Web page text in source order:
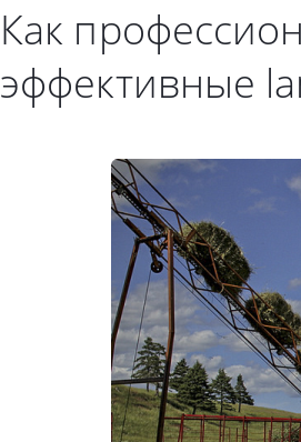
Как
эффективные